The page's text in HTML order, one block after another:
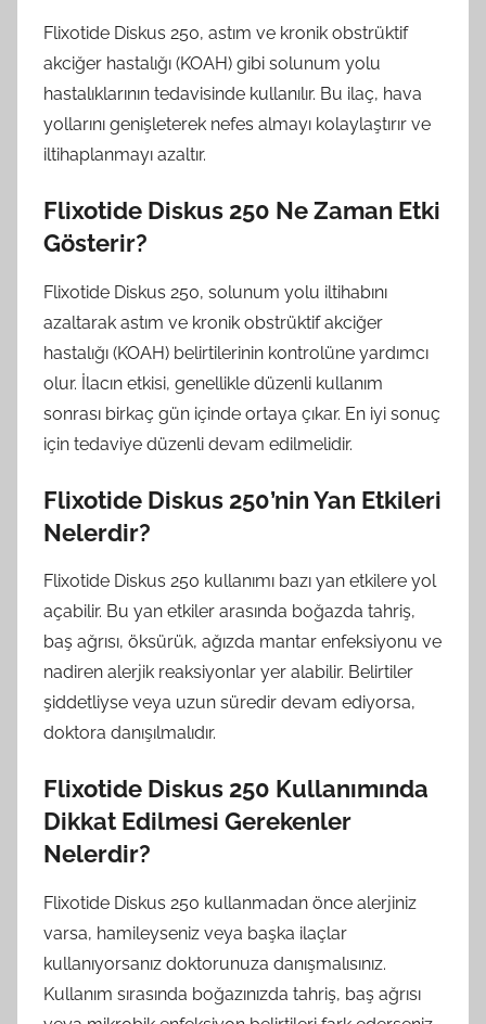
Flixotide Diskus 250, astım ve kronik obstrüktif
akciğer hastalığı (KOAH) gibi solunum yolu
hastalıklarının tedavisinde kullanılır. Bu ilaç, hava
yollarını genişleterek nefes almayı kolaylaştırır ve
iltihaplanmayı azaltır.
Flixotide Diskus 250 Ne Zaman Etki
Gösterir?
Flixotide Diskus 250, solunum yolu iltihabını
azaltarak astım ve kronik obstrüktif akciğer
hastalığı (KOAH) belirtilerinin kontrolüne yardımcı
olur. İlacın etkisi, genellikle düzenli kullanım
sonrası birkaç gün içinde ortaya çıkar. En iyi sonuç
için tedaviye düzenli devam edilmelidir.
Flixotide Diskus 250’nin Yan Etkileri
Nelerdir?
Flixotide Diskus 250 kullanımı bazı yan etkilere yol
açabilir. Bu yan etkiler arasında boğazda tahriş,
baş ağrısı, öksürük, ağızda mantar enfeksiyonu ve
nadiren alerjik reaksiyonlar yer alabilir. Belirtiler
şiddetliyse veya uzun süredir devam ediyorsa,
doktora danışılmalıdır.
Flixotide Diskus 250 Kullanımında
Dikkat Edilmesi Gerekenler
Nelerdir?
Flixotide Diskus 250 kullanmadan önce alerjiniz
varsa, hamileyseniz veya başka ilaçlar
kullanıyorsanız doktorunuza danışmalısınız.
Kullanım sırasında boğazınızda tahriş, baş ağrısı